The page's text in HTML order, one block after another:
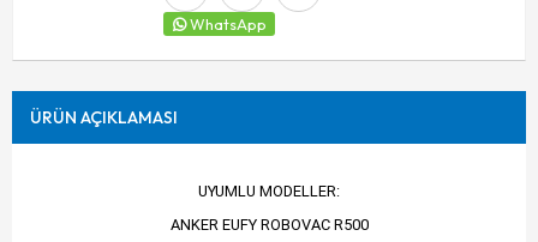
WhatsApp
ÜRÜN AÇIKLAMASI
UYUMLU MODELLER:
ANKER EUFY ROBOVAC R500